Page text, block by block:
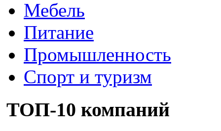
Мебель
Питание
Промышленность
Спорт и туризм
ТОП-10 компаний